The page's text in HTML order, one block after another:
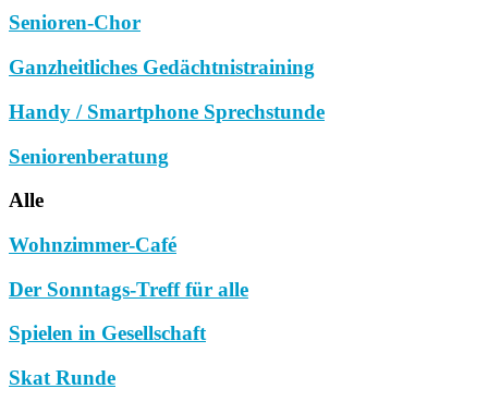
Senioren-Chor
Ganzheitliches Gedächtnistraining
Handy / Smartphone Sprechstunde
Seniorenberatung
Alle
Wohnzimmer-Café
Der Sonntags-Treff für alle
Spielen in Gesellschaft
Skat Runde